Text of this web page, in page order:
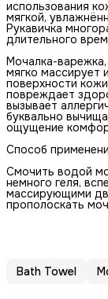
использования
мягкой,
Рукавичка
длительного
Мочалка-варежка,
мягко массирует
поверхности
повреждает
вызывает
буквально
ощущение
Способ
Смочить водой
немного геля,
массирующими
прополоскать
Bath Towel